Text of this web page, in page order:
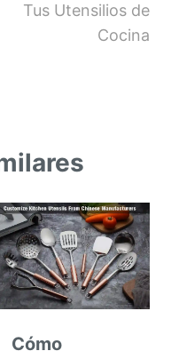
Tus Utensilios de
Cocina
Cómo